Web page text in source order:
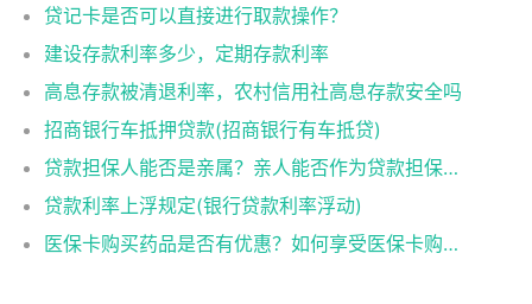
贷记卡是否可以直接进行取款操作？
建设存款利率多少，定期存款利率
高息存款被清退利率，农村信用社高息存款安全吗
招商银行车抵押贷款(招商银行有车抵贷)
贷款担保人能否是亲属？亲人能否作为贷款担保人？
贷款利率上浮规定(银行贷款利率浮动)
医保卡购买药品是否有优惠？如何享受医保卡购药优惠？